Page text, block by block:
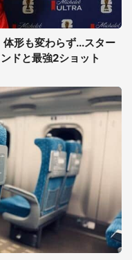
形も変わらず...スター
ドと最強2ショット